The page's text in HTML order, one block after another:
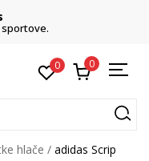
0 0
hlače adidas Scrip